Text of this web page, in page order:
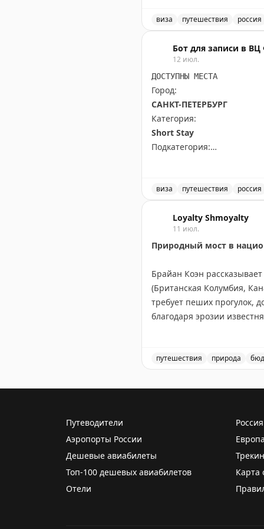
Доступны даты:
📆28.09.2026 (3 шт.):
Всего свободных мест:
виза путешествия россия
Бот для записи в
12 июл.
ДОСТУПНЫ МЕСТА
Город:
САНКТ-ПЕТЕРБУРГ
Категория:
Short Stay
Подкатегория:
Доступны даты:
📆28.09.2026 (1 шт.): 16:10
29.09.2026 (2 шт.):
Всего свободных мест:3
виза путешествия россия
Loyalty Shmoyalty
11 июл.
Природный мост в
Брайан Коэн
(Британская Колумбия,
требует пеших прогулок,
благодаря эрозии
пиковый сезон здесь
The Gate with Brian Cohen|
путешествия природа
Путеводители
Россия
Аэропорты России
Дешевые авиабилеты
Топ-100 дешевых авиабилетов
Карта
Отели